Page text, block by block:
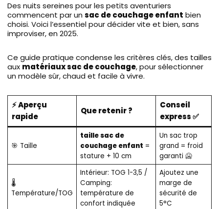
Des nuits sereines pour les petits aventuriers
commencent par un sac de couchage enfant bien
choisi. Voici l’essentiel pour décider vite et bien, sans
improviser, en 2025.
Ce guide pratique condense les critères clés, des tailles
aux matériaux sac de couchage, pour sélectionner
un modèle sûr, chaud et facile à vivre.
⚡ Aperçu
rapide
Que retenir ?
Conseil
express ✅
🎯 Taille
taille sac de
couchage enfant =
stature + 10 cm
Un sac trop
grand = froid
garanti 🥶
🌡️
Température/TOG
Intérieur: TOG 1-3,5 /
Camping:
température de
confort indiquée
Ajoutez une
marge de
sécurité de
5°C